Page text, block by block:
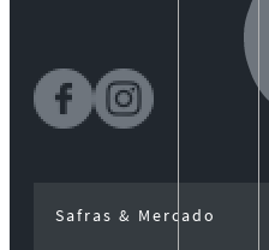
Safras & Mercado